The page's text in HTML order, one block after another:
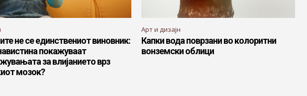
не се единствениот виновник:
покажуваат
за влијанието врз
мозок?
Арт и дизајн
Капки вода поврзани во колоритни
вонземски облици